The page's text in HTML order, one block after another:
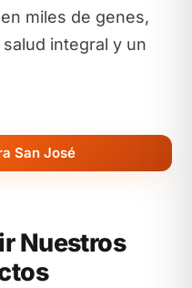
miles de genes,
integral y un
San José
Nuestros